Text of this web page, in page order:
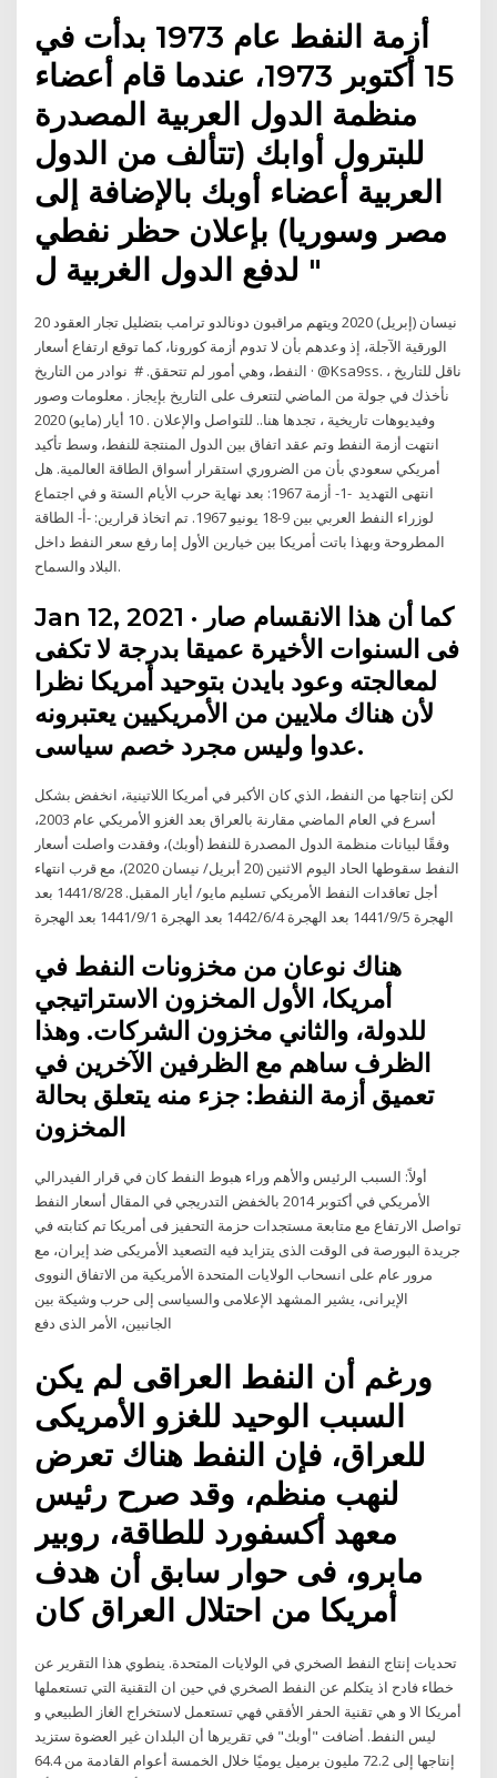
أزمة النفط عام 1973 بدأت في
15 أكتوبر 1973، عندما قام أعضاء
منظمة الدول العربية المصدرة
للبترول أوابك (تتألف من الدول
العربية أعضاء أوبك بالإضافة إلى
مصر وسوريا) بإعلان حظر نفطي
" لدفع الدول الغربية ل
20 نيسان (إبريل) 2020 ويتهم مراقبون دونالدو ترامب بتضليل تجار العقود
الورقية الآجلة، إذ وعدهم بأن لا تدوم أزمة كورونا، كما توقع ارتفاع أسعار
النفط، وهي أمور لم تتحقق. # نوادر من التاريخ · @Ksa9ss. ناقل للتاريخ ،
نأخذك في جولة من الماضي لتتعرف على التاريخ بإيجاز . معلومات وصور
وفيديوهات تاريخية ، تجدها هنا.. للتواصل والإعلان . 10 أيار (مايو) 2020
انتهت أزمة النفط وتم عقد اتفاق بين الدول المنتجة للنفط، وسط تأكيد
أمريكي سعودي بأن من الضروري استقرار أسواق الطاقة العالمية. هل
انتهى التهديد -1- ﺃﺯﻣﺔ 1967: ﺑﻌﺪ ﻧﻬﺎﻳﺔ ﺣﺮﺏ ﺍﻷﻳﺎﻡ ﺍﻟﺴﺘﺔ ﻭ ﻓﻲ ﺍﺟﺘﻤﺎﻉ
ﻟﻮﺯﺭﺍﺀ ﺍﻟﻨﻔﻂ ﺍﻟﻌﺮﺑﻲ ﺑﻴﻦ 9-18 ﻳﻮﻧﻴﻮ 1967. ﺗﻢ ﺍﺗﺨﺎﺫ ﻗﺮﺍﺭﻳﻦ: -ﺃ- ﺍﻟﻄﺎﻗﺔ
ﺍﻟﻤﻄﺮﻭﺣﺔ ﻭﺑﻬﺬﺍ ﺑﺎﺗﺖ ﺃﻣﺮﻳﻜﺎ ﺑﻴﻦ ﺧﻴﺎﺭﻳﻦ ﺍﻷﻭﻝ ﺇﻣﺎ ﺭﻓﻊ ﺳﻌﺮ ﺍﻟﻨﻔﻂ ﺩﺍﺧﻞ
ﺍﻟﺒﻼﺩ ﻭﺍﻟﺴﻤﺎﺡ.
Jan 12, 2021 · كما أن هذا الانقسام صار
فى السنوات الأخيرة عميقا بدرجة لا تكفى
لمعالجته وعود بايدن بتوحيد أمريكا نظرا
لأن هناك ملايين من الأمريكيين يعتبرونه
عدوا وليس مجرد خصم سياسى.
لكن إنتاجها من النفط، الذي كان الأكبر في أمريكا اللاتينية، انخفض بشكل
أسرع في العام الماضي مقارنة بالعراق بعد الغزو الأمريكي عام 2003،
وفقًا لبيانات منظمة الدول المصدرة للنفط (أوبك)، وفقدت واصلت أسعار
النفط سقوطها الحاد اليوم الاثنين (20 أبريل/ نيسان 2020)، مع قرب انتهاء
أجل تعاقدات النفط الأمريكي تسليم مايو/ أيار المقبل. 28‏‏/8‏‏/1441 بعد
الهجرة 5‏‏/9‏‏/1441 بعد الهجرة 4‏‏/6‏‏/1442 بعد الهجرة 1‏‏/9‏‏/1441 بعد الهجرة
هناك نوعان من مخزونات النفط في
أمريكا، الأول المخزون الاستراتيجي
للدولة، والثاني مخزون الشركات. وهذا
الظرف ساهم مع الظرفين الآخرين في
تعميق أزمة النفط: جزء منه يتعلق بحالة
المخزون
أولاً: السبب الرئيس والأهم وراء هبوط النفط كان في قرار الفيدرالي
الأمريكي في أكتوبر 2014 بالخفض التدريجي في المقال أسعار النفط
تواصل الارتفاع مع متابعة مستجدات حزمة التحفيز فى أمريكا تم كتابته في
جريدة البورصة فى الوقت الذى يتزايد فيه التصعيد الأمريكى ضد إيران، مع
مرور عام على انسحاب الولايات المتحدة الأمريكية من الاتفاق النووى
الإيرانى، يشير المشهد الإعلامى والسياسى إلى حرب وشيكة بين
الجانبين، الأمر الذى دفع
ورغم أن النفط العراقى لم يكن
السبب الوحيد للغزو الأمريكى
للعراق، فإن النفط هناك تعرض
لنهب منظم، وقد صرح رئيس
معهد أكسفورد للطاقة، روبير
مابرو، فى حوار سابق أن هدف
أمريكا من احتلال العراق كان
تحديات إنتاج النفط الصخري في الولايات المتحدة. ينطوي هذا التقرير عن
خطاء فادح اذ يتكلم عن النفط الصخري في حين ان التقنية التي تستعملها
أمريكا الا و هي تقنية الحفر الأفقي فهي تستعمل لاستخراج الغاز الطبيعي و
ليس النفط. أضافت "أوبك" في تقريرها أن البلدان غير العضوة ستزيد
إنتاجها إلى 72.2 مليون برميل يوميًا خلال الخمسة أعوام القادمة من 64.4